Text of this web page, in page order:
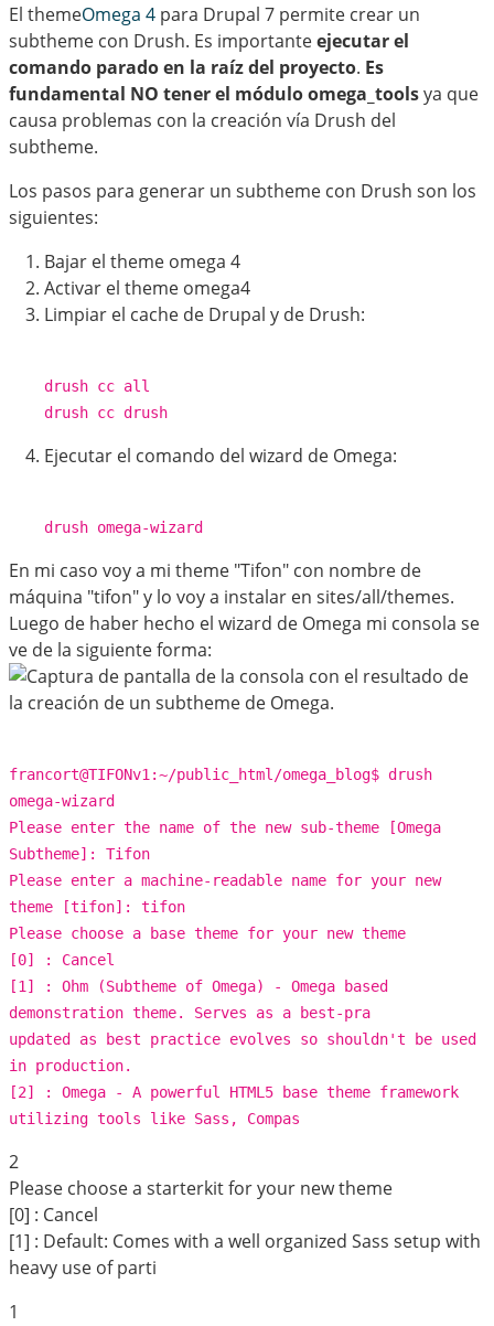
El themeOmega 4 para Drupal 7 permite crear un
subtheme con Drush. Es importanteejecutar el
comando parado en la raíz del proyecto. Es
fundamental NO tener el módulo omega_toolsya que
causa problemas con la creación vía Drush del
subtheme.
Los pasos para generar un subtheme con Drush son los
siguientes:
Bajar el theme omega 4
Activar el theme omega4
Limpiar el cache de Drupal y de Drush:
drush cc all
drush cc drush
Ejecutar el comando del wizard de Omega:
drush omega-wizard
En mi caso voy a mi theme "Tifon" con nombre de
máquina "tifon" y lo voy a instalar en sites/all/themes.
Luego de haber hecho el wizard de Omega mi consola se
ve de la siguiente forma:
francort@TIFONv1:~/public_html/omega_blog$ drush
omega-wizard
Please enter the name of the new sub-theme [Omega
Subtheme]: Tifon
Please enter a machine-readable name for your new
theme [tifon]: tifon
Please choose a base theme for your new theme
[0] : Cancel
[1] : Ohm (Subtheme of Omega) - Omega based
demonstration theme. Serves as a best-pra
updated as best practice evolves so shouldn't be used
in production.
[2] : Omega - A powerful HTML5 base theme framework
utilizing tools like Sass, Compas
2
Please choose a starterkit for your new theme
[0] : Cancel
[1] : Default: Comes with a well organized Sass setup with
heavy use of parti
1